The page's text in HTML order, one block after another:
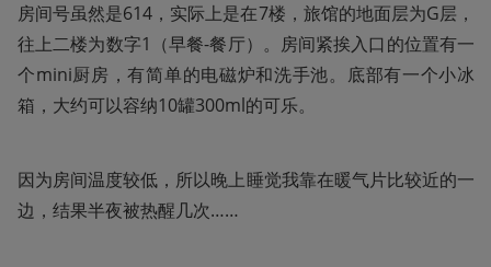
房间号虽然是614，实际上是在7楼，旅馆的地面层为G层，
往上二楼为数字1（早餐-餐厅）。房间紧挨入口的位置有一
个mini厨房，有简单的电磁炉和洗手池。底部有一个小冰
箱，大约可以容纳10罐300ml的可乐。
因为房间温度较低，所以晚上睡觉我靠在暖气片比较近的一
边，结果半夜被热醒几次……